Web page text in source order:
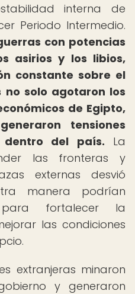
interna de
Periodo Intermedio.
con potencias
asirios y los libios,
constante sobre el
no solo agotaron los
de Egipto,
tensiones
del país. La
las fronteras y
externas desvió
manera podrían
fortalecer la
las condiciones
extranjeras minaron
y generaron